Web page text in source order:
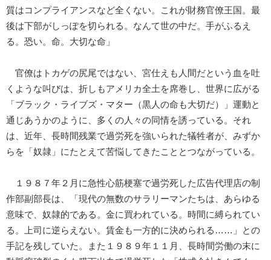
質はコンプライアンスなど全くない。これが財務官僚王国。最
後は下部がしっぽを切られる。なんて世の中だ。手がふるえ
る。恐い。命。大切な命」
官僚はトカゲの尻尾ではない、宮仕えも人間だという血を吐
くような叫びは、折しもアメリカ全土を席巻し、世界に広がる
「ブラック・ライブズ・マター（黒人の命も大切だ）」運動と
通じあうかのように、多くの人々の同情を誘っている。それ
は、近年、長時間残業で過労死を強いられた犠牲者が、みずか
らを「奴隷」にたとえて苦悩してきたこととつながっている。
１９８７年２月に急性心筋梗塞で過労死した広告代理店の制
作部副部長は、「現代の無数のサラリーマンたちは、あらゆる
意味で、奴隷的である。金に買われている。時間に縛られてい
る。上司に逆らえない。賃金も一方的に決められる……」との
手記を残していた。また１９８９年１１月、長時間労働の末に